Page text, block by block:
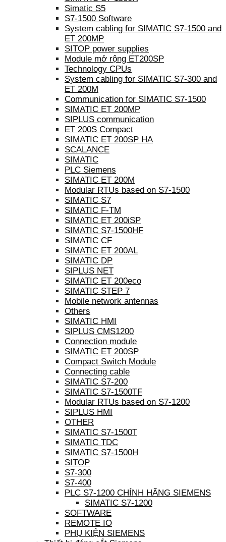
Simatic S5
S7-1500 Software
System cabling for SIMATIC S7-1500 and
ET 200MP
SITOP power supplies
Module mở rộng ET200SP
Technology CPUs
System cabling for SIMATIC S7-300 and
ET 200M
Communication for SIMATIC S7-1500
SIMATIC ET 200MP
SIPLUS communication
ET 200S Compact
SIMATIC ET 200SP HA
SCALANCE
SIMATIC
PLC Siemens
SIMATIC ET 200M
Modular RTUs based on S7-1500
SIMATIC S7
SIMATIC F-TM
SIMATIC ET 200iSP
SIMATIC S7-1500HF
SIMATIC CF
SIMATIC ET 200AL
SIMATIC DP
SIPLUS NET
SIMATIC ET 200eco
SIMATIC STEP 7
Mobile network antennas
Others
SIMATIC HMI
SIPLUS CMS1200
Connection module
SIMATIC ET 200SP
Compact Switch Module
Connecting cable
SIMATIC S7-200
SIMATIC S7-1500TF
Modular RTUs based on S7-1200
SIPLUS HMI
OTHER
SIMATIC S7-1500T
SIMATIC TDC
SIMATIC S7-1500H
SITOP
S7-300
S7-400
PLC S7-1200 CHÍNH HÃNG SIEMENS
SIMATIC S7-1200
SOFTWARE
REMOTE IO
PHỤ KIỆN SIEMENS